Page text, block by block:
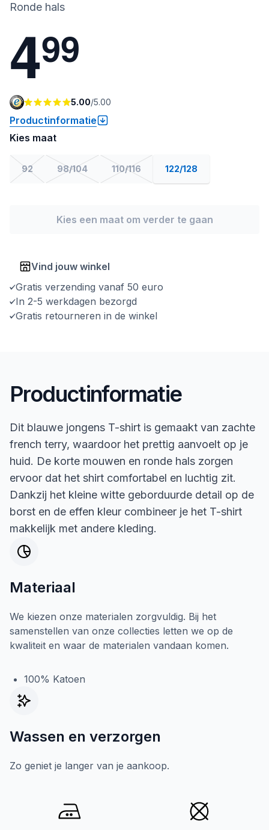
Ronde hals
499
5.00/5.00
Productinformatie
Kies maat
92 98/104 110/116 122/128
Kies een maat om verder te gaan
Vind jouw winkel
Gratis verzending vanaf 50 euro
In 2-5 werkdagen bezorgd
Gratis retourneren in de winkel
Productinformatie
Dit blauwe jongens T-shirt is gemaakt van zachte
french terry, waardoor het prettig aanvoelt op je
huid. De korte mouwen en ronde hals zorgen
ervoor dat het shirt comfortabel en luchtig zit.
Dankzij het kleine witte geborduurde detail op de
borst en de effen kleur combineer je het T-shirt
makkelijk met andere kleding.
Materiaal
We kiezen onze materialen zorgvuldig. Bij het
samenstellen van onze collecties letten we op de
kwaliteit en waar de materialen vandaan komen.
100% Katoen
Wassen en verzorgen
Zo geniet je langer van je aankoop.